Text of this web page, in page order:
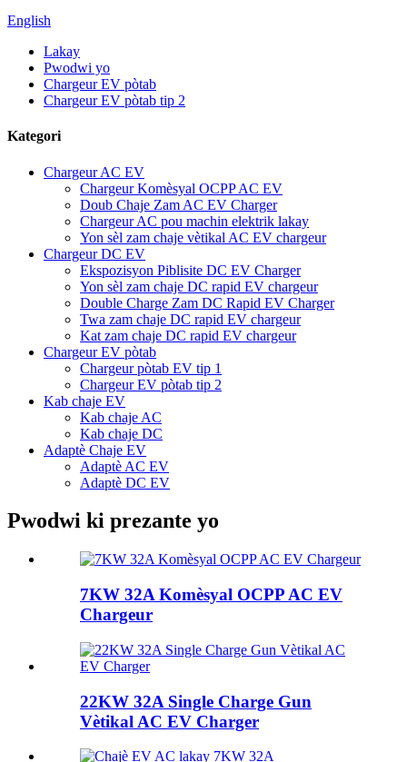
English
Lakay
Pwodwi yo
Chargeur EV pòtab
Chargeur EV pòtab tip 2
Kategori
Chargeur AC EV
Chargeur Komèsyal OCPP AC EV
Doub Chaje Zam AC EV Charger
Chargeur AC pou machin elektrik lakay
Yon sèl zam chaje vètikal AC EV chargeur
Chargeur DC EV
Ekspozisyon Piblisite DC EV Charger
Yon sèl zam chaje DC rapid EV chargeur
Double Charge Zam DC Rapid EV Charger
Twa zam chaje DC rapid EV chargeur
Kat zam chaje DC rapid EV chargeur
Chargeur EV pòtab
Chargeur pòtab EV tip 1
Chargeur EV pòtab tip 2
Kab chaje EV
Kab chaje AC
Kab chaje DC
Adaptè Chaje EV
Adaptè AC EV
Adaptè DC EV
Pwodwi ki prezante yo
7KW 32A Komèsyal OCPP AC EV
Chargeur
22KW 32A Single Charge Gun
Vètikal AC EV Charger